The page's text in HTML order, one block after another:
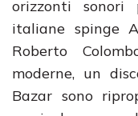
orizzonti sonori
italiane spinge
Roberto
moderne, un
Bazar sono